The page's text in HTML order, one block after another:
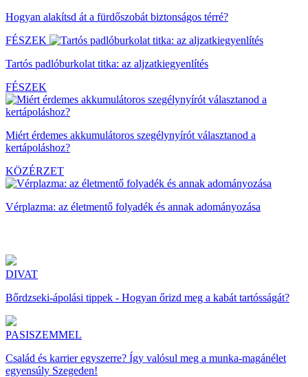
Hogyan alakítsd át a fürdőszobát biztonságos térré?
FÉSZEK
Tartós padlóburkolat titka: az aljzatkiegyenlítés
FÉSZEK
Miért érdemes akkumulátoros szegélynyírót választanod a
kertápoláshoz?
KÖZÉRZET
Vérplazma: az életmentő folyadék és annak adományozása
DIVAT
Bőrdzseki-ápolási tippek - Hogyan őrizd meg a kabát tartósságát?
PASISZEMMEL
Család és karrier egyszerre? Így valósul meg a munka-magánélet
egyensúly Szegeden!